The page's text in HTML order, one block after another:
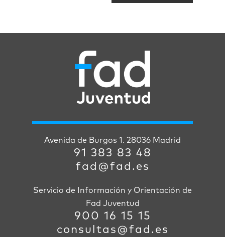
Avenida de Burgos 1. 28036 Madrid
91 383 83 48
fad@fad.es
Servicio de Información y Orientación de
Fad Juventud
900 16 15 15
consultas@fad.es